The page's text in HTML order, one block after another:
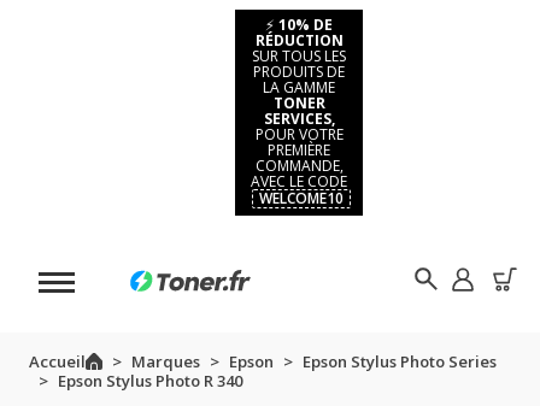
⚡ 10% DE
RÉDUCTION
SUR TOUS LES
PRODUITS DE
LA GAMME
TONER
SERVICES,
POUR VOTRE
PREMIÈRE
COMMANDE,
AVEC LE CODE
WELCOME10
Accueil Marques Epson
Epson Stylus Photo Series
Epson Stylus Photo R 340